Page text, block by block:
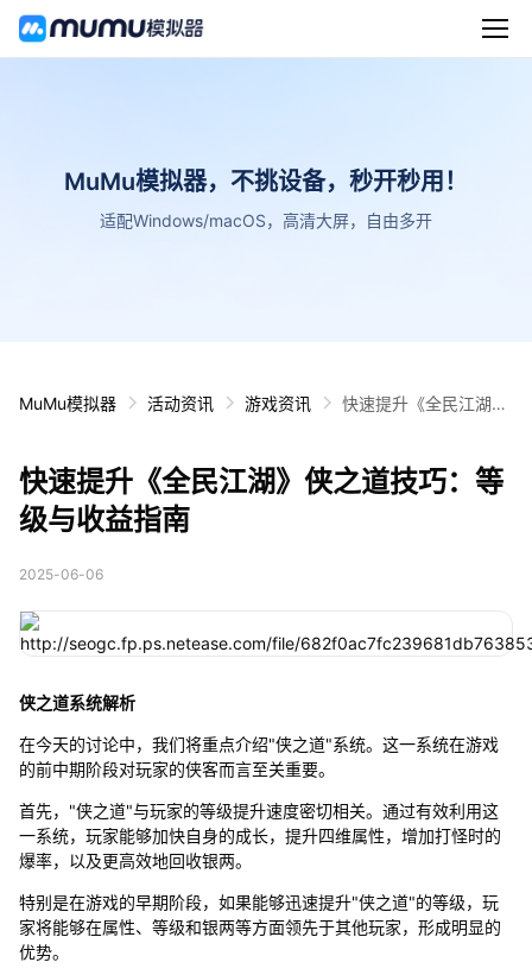
MuMu模拟器，不挑设备，秒开秒用！
适配Windows/macOS，高清大屏，自由多开
MuMu模拟器 活动资讯 游戏资讯
快速提升《全民江湖》
快速提升《全民江湖》侠之道技巧：等
级与收益指南
2025-06-06
侠之道系统解析
在今天的讨论中，我们将重点介绍"侠之道"系统。这一系统在游戏
的前中期阶段对玩家的侠客而言至关重要。
首先，"侠之道"与玩家的等级提升速度密切相关。通过有效利用这
一系统，玩家能够加快自身的成长，提升四维属性，增加打怪时的
爆率，以及更高效地回收银两。
特别是在游戏的早期阶段，如果能够迅速提升"侠之道"的等级，玩
家将能够在属性、等级和银两等方面领先于其他玩家，形成明显的
优势。